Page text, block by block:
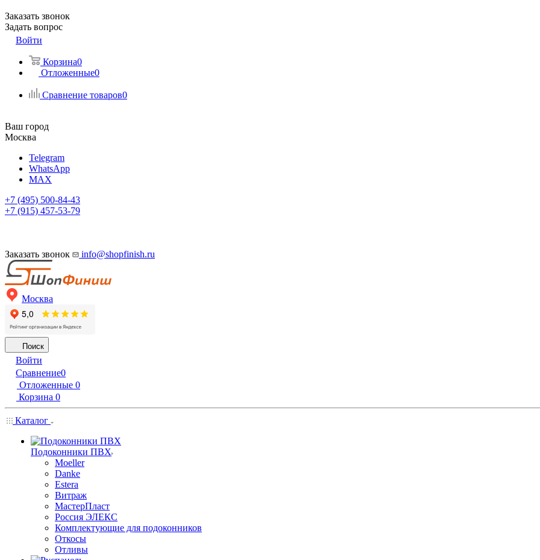
Заказать звонок
Задать вопрос
Войти
Корзина0
Отложенные0
Сравнение товаров0
Ваш город
Москва
Telegram
WhatsApp
MAX
+7 (495) 500-84-43
+7 (915) 457-53-79
Заказать звонок info@shopfinish.ru
Москва
Поиск
Войти
Сравнение0
Отложенные 0
Корзина 0
Каталог
Подоконники ПВХ
Moeller
Danke
Estera
Витраж
МастерПласт
Россия ЭЛЕКС
Комплектующие для подоконников
Откосы
Отливы